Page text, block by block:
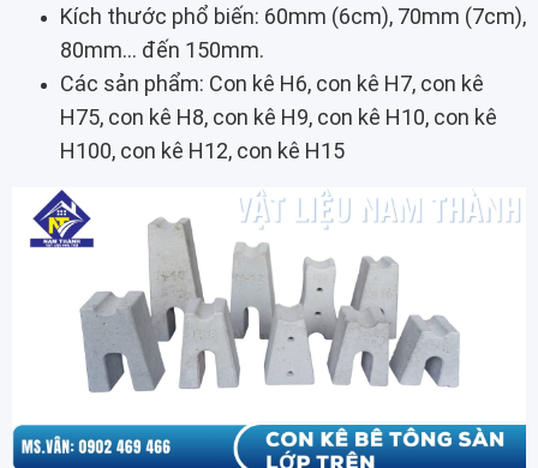
Kích thước phổ biến: 60mm (6cm), 70mm (7cm),
80mm... đến 150mm.
Các sản phẩm: Con kê H6, con kê H7, con kê
H75, con kê H8, con kê H9, con kê H10, con kê
H100, con kê H12, con kê H15